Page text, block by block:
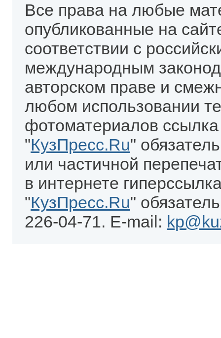
Все права на любые
опубликованные на
соответствии с
международным
авторском праве и
любом использовании
фотоматериалов
"КузПресс.Ru"
или частичной
в интернете
"КузПресс.Ru"
226-04-71. E-mail: